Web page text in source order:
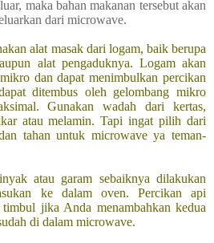
maka bahan makanan tersebut akan
dari microwave.
alat masak dari logam, baik berupa
alat pengaduknya. Logam akan
dan dapat menimbulkan percikan
ditembus oleh gelombang mikro
Gunakan wadah dari kertas,
atau melamin. Tapi ingat pilih dari
tahan untuk microwave ya teman-
atau garam sebaiknya dilakukan
ke dalam oven. Percikan api
jika Anda menambahkan kedua
di dalam microwave.